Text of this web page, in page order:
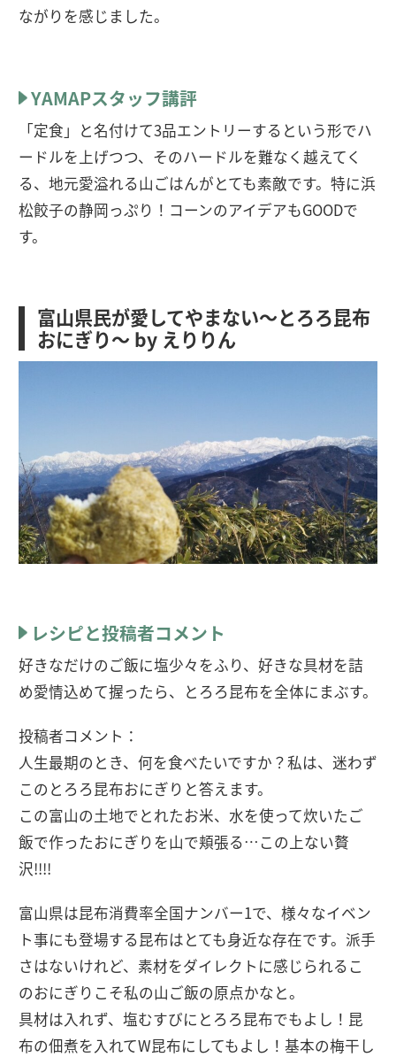
ながりを感じました。
YAMAPスタッフ講評
「定食」と名付けて3品エントリーするという形でハ
ードルを上げつつ、そのハードルを難なく越えてく
る、地元愛溢れる山ごはんがとても素敵です。特に浜
松餃子の静岡っぷり！コーンのアイデアもGOODで
す。
富山県民が愛してやまない〜とろろ昆布
おにぎり〜 by えりりん
レシピと投稿者コメント
好きなだけのご飯に塩少々をふり、好きな具材を詰
め愛情込めて握ったら、とろろ昆布を全体にまぶす。
投稿者コメント：
人生最期のとき、何を食べたいですか？私は、迷わず
このとろろ昆布おにぎりと答えます。
この富山の土地でとれたお米、水を使って炊いたご
飯で作ったおにぎりを山で頬張る…この上ない贅
沢!!!!
富山県は昆布消費率全国ナンバー1で、様々なイベン
ト事にも登場する昆布はとても身近な存在です。派手
さはないけれど、素材をダイレクトに感じられるこ
のおにぎりこそ私の山ご飯の原点かなと。
具材は入れず、塩むすびにとろろ昆布でもよし！昆
布の佃煮を入れてW昆布にしてもよし！基本の梅干し